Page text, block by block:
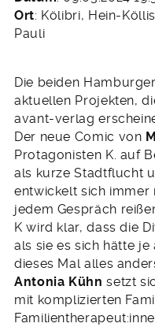
Februar
2024
Ort: Kölibri, Hein-
Pauli
Die beiden
aktuellen Projekten,
avant-verlag
Der neue Comic von
Protagonisten K. auf
als kurze Stadtflucht
entwickelt sich immer
jedem Gespräch
K wird klar, dass die
als sie es sich hätte
dieses Mal alles
Antonia Kühnsetzt
mit komplizierten